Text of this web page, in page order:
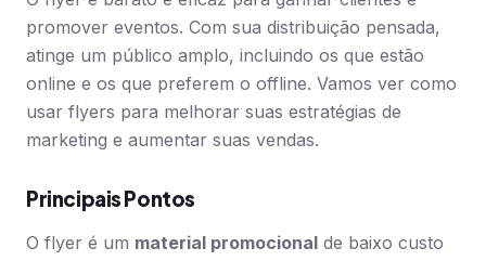
promover eventos. Com sua distribuição pensada,
atinge um público amplo, incluindo os que estão
online e os que preferem o offline. Vamos ver como
usar flyers para melhorar suas estratégias de
marketing e aumentar suas vendas.
Principais Pontos
O flyer é um material promocional de baixo custo